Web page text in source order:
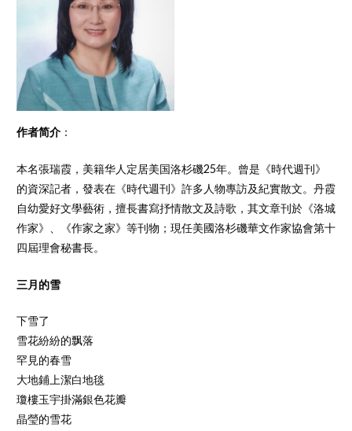
作者简介：
本名張瑞霞，美籍华人定居美国洛杉磯25年。曾是《時代週刊》
的資深記者，發表在《時代週刊》許多人物專訪及紀實散文。丹霞
自幼愛好文學藝術，擅長書寫抒情散文及詩歌，其文章刊於《洛城
作家》、《作家之家》等刊物；現任美國洛杉磯華文作家協會第十
四屆理會秘書長。
三月的雪
下雪了
雪花紛紛的飘落
罕見的春雪
大地鋪上潔白地毯
瓊樓玉宇掛滿銀色花瓣
晶瑩的雪花